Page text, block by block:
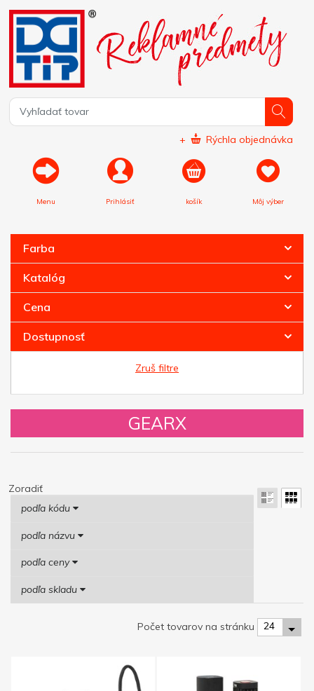
+ Rýchla objednávka
Menu Prihlásiť košík Môj výber
Farba
Katalóg
Cena
Dostupnosť
Zruš filtre
GEARX
Zoradiť
podľa kódu
podľa názvu
podľa ceny
podľa skladu
Počet tovarov na stránku 24